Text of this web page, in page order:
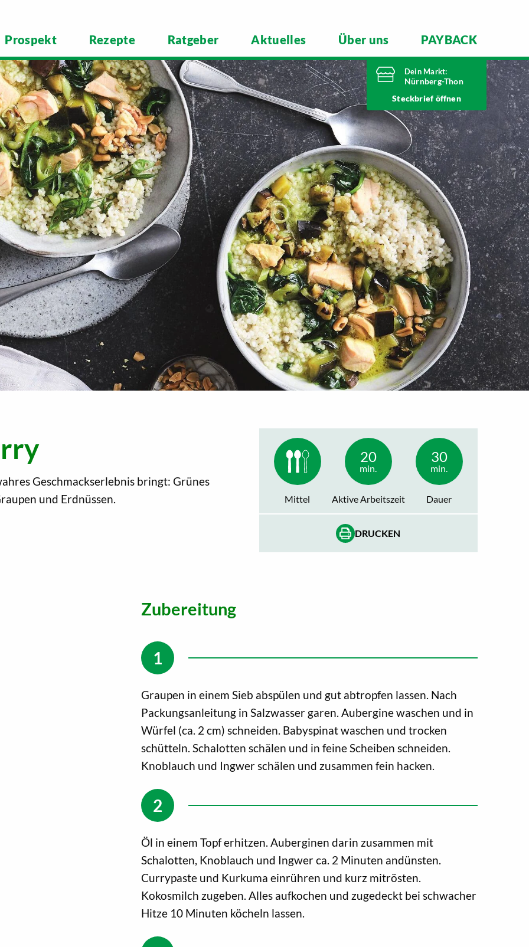
Prospekt Rezepte Ratgeber Aktuelles Über uns PAYBACK
Dein Markt:
Nürnberg-Thon
Heute bis
Telefonnummer
0911 93460
Wilhelmshavener Straße 15
90425 Nürnberg
Markt ändern
Steckbrief
Geschmackserlebnis bringt: Grünes
und Erdnüssen.
Mittel
20
min.
Aktive Arbeitszeit
30
min.
Dauer
DRUCKEN
Zubereitung
Graupen in einem Sieb abspülen und gut abtropfen lassen. Nach
Packungsanleitung in Salzwasser garen. Aubergine waschen und in
Würfel (ca. 2 cm) schneiden. Babyspinat waschen und trocken
schütteln. Schalotten schälen und in feine Scheiben schneiden.
Knoblauch und Ingwer schälen und zusammen fein hacken.
Öl in einem Topf erhitzen. Auberginen darin zusammen mit
Schalotten, Knoblauch und Ingwer ca. 2 Minuten andünsten.
Currypaste und Kurkuma einrühren und kurz mitrösten.
Kokosmilch zugeben. Alles aufkochen und zugedeckt bei schwacher
Hitze 10 Minuten köcheln lassen.